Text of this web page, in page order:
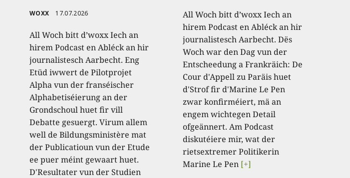
WOXX 17.07.2026
All Woch bitt d’woxx Iech an
hirem Podcast en Abléck an hir
journalistesch Aarbecht. Eng
Etüd iwwert de Pilotprojet
Alpha vun der franséischer
Alphabetiséierung an der
Grondschoul huet fir vill
Debatte gesuergt. Virum allem
well de Bildungsministère mat
der Publicatioun vun der Etude
ee puer méint gewaart huet.
D'Resultater vun der Studien
All Woch bitt d’woxx Iech an
hirem Podcast en Abléck an hir
journalistesch Aarbecht. Dës
Woch war den Dag vun der
Entscheedung a Frankräich: De
Cour d'Appell zu Paräis huet
d'Strof fir d'Marine Le Pen
zwar konfirméiert, mä an
engem wichtegen Detail
ofgeännert. Am Podcast
diskutéiere mir, wat der
rietsextremer Politikerin
Marine Le Pen [+]